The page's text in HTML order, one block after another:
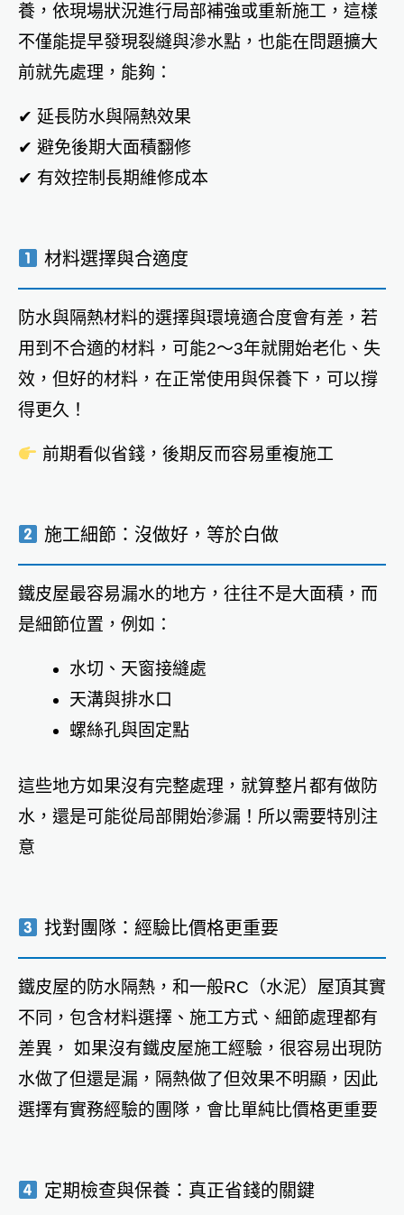
養，依現場狀況進行局部補強或重新施工，這樣
不僅能提早發現裂縫與滲水點，也能在問題擴大
前就先處理，能夠：
✔ 延長防水與隔熱效果
✔ 避免後期大面積翻修
✔ 有效控制長期維修成本
材料選擇與合適度
防水與隔熱材料的選擇與環境適合度會有差，若
用到不合適的材料，可能2～3年就開始老化、失
效，但好的材料，在正常使用與保養下，可以撐
得更久！
前期看似省錢，後期反而容易重複施工
施工細節：沒做好，等於白做
鐵皮屋最容易漏水的地方，往往不是大面積，而
是細節位置，例如：
水切、天窗接縫處
天溝與排水口
螺絲孔與固定點
這些地方如果沒有完整處理，就算整片都有做防
水，還是可能從局部開始滲漏！所以需要特別注
意
找對團隊：經驗比價格更重要
鐵皮屋的防水隔熱，和一般RC（水泥）屋頂其實
不同，包含材料選擇、施工方式、細節處理都有
差異， 如果沒有鐵皮屋施工經驗，很容易出現防
水做了但還是漏，隔熱做了但效果不明顯，因此
選擇有實務經驗的團隊，會比單純比價格更重要
定期檢查與保養：真正省錢的關鍵